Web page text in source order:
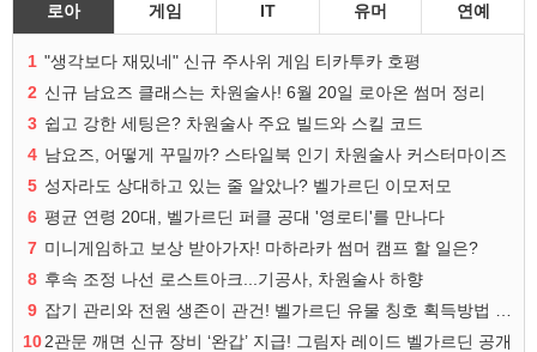
로아 게임 IT 유머 연예
1 "생각보다 재밌네" 신규 주사위 게임 티카투카 호평
2 신규 남요즈 클래스는 차원술사! 6월 20일 로아온 썸머 정리
3 쉽고 강한 세팅은? 차원술사 주요 빌드와 스킬 코드
4 남요즈, 어떻게 꾸밀까? 스타일북 인기 차원술사 커스터마이즈
5 성자라도 상대하고 있는 줄 알았나? 벨가르딘 이모저모
6 평균 연령 20대, 벨가르딘 퍼클 공대 '영로티'를 만나다
7 미니게임하고 보상 받아가자! 마하라카 썸머 캠프 할 일은?
8 후속 조정 나선 로스트아크...기공사, 차원술사 하향
9
102관문 깨면 신규 장비 ‘완갑’ 지급! 그림자 레이드 벨가르딘 공개